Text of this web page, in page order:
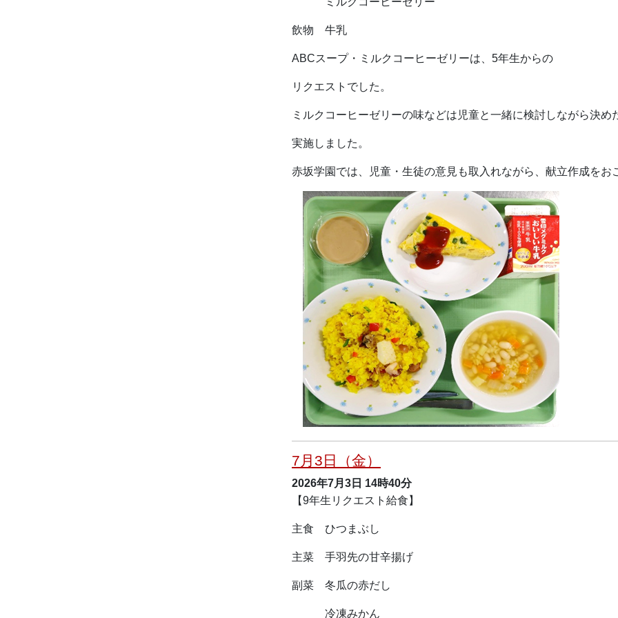
飲物 牛乳
ABCスープ・ミルクコーヒーゼリーは、5年生からの
リクエストでした。
ミルクコーヒーゼリーの味などは児童と一緒に検討しながら決め
実施しました。
赤坂学園では、児童・生徒の意見も取入れながら、献立作成をお
7月3日（金）
2026年7月3日 14時40分
【9年生リクエスト給食】
主食 ひつまぶし
主菜 手羽先の甘辛揚げ
副菜 冬瓜の赤だし
冷凍みかん